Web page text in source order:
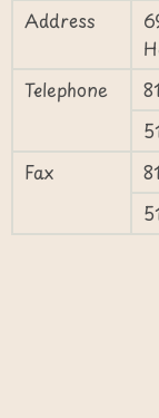
Address
Telephone
Fax